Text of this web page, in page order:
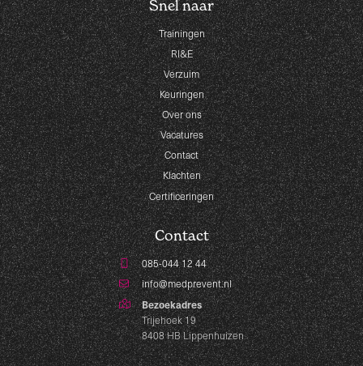
Snel naar
Trainingen
RI&E
Verzuim
Keuringen
Over ons
Vacatures
Contact
Klachten
Certificeringen
Contact
085-044 12 44
info@medprevent.nl
Bezoekadres
Trijehoek 19
8408 HB Lippenhuizen